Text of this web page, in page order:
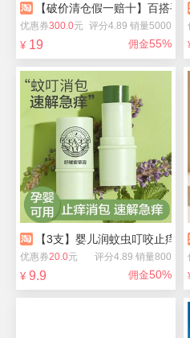
【破价清仓假一赔十】百搭手
优惠券300.0元 评分4.89 销量5000
¥ 19 佣金55%
【3支】婴儿润蚊虫叮咬止痒
优惠券20.0元 评分4.89 销量800
¥ 9.9 佣金50%